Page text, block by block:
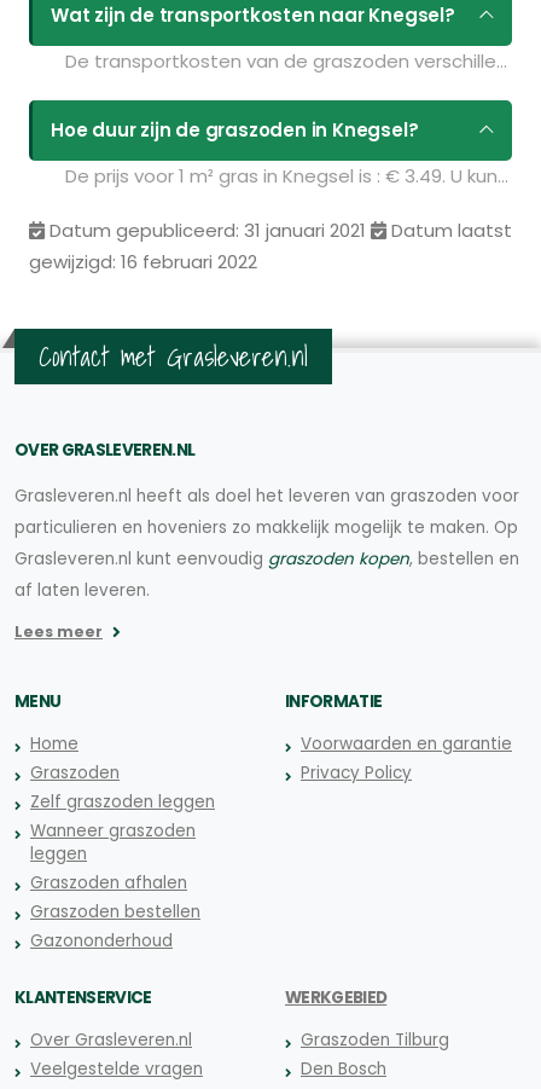
Wat zijn de transportkosten naar Knegsel?
De transportkosten van de graszoden verschillen per postcodegebied en zijn afhankelijk van de hoeveelheid graszoden die u bestelt. Bent u benieuwd naar de prijzen? Vul uw gegevens in op de pagina
Hoe duur zijn de graszoden in Knegsel?
De prijs voor 1 m² gras in Knegsel is : € 3.49. U kunt deze graszoden bestellen via de volgende link:
Datum gepubliceerd: 31 januari 2021
Datum laatst
gewijzigd: 16 februari 2022
Contact met Grasleveren.nl
OVER GRASLEVEREN.NL
Grasleveren.nl heeft als doel het leveren van graszoden voor
particulieren en hoveniers zo makkelijk mogelijk te maken. Op
Grasleveren.nl kunt eenvoudig graszoden kopen, bestellen en
af laten leveren.
Lees meer
MENU
Home
Graszoden
Zelf graszoden leggen
Wanneer graszoden
leggen
Graszoden afhalen
Graszoden bestellen
Gazononderhoud
INFORMATIE
Voorwaarden en garantie
Privacy Policy
KLANTENSERVICE
Over Grasleveren.nl
Veelgestelde vragen
WERKGEBIED
Graszoden Tilburg
Den Bosch